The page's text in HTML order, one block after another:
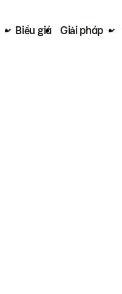
Biểu giá Giải pháp